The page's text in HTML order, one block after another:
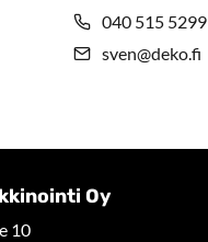
040 515 5299
sven@deko.fi
Oy
10